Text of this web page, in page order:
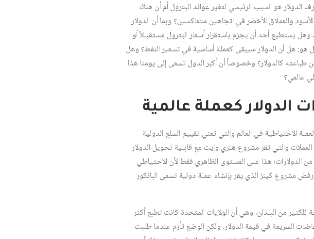
الدولار هو السبب الرئيسي لتغير عوائد البترول أم أن هناك
والعملاق الأخضر في اتجاهين متعاكسين؟ وبما أن الدولار
يستطيع أحد أن يجزم باستقرار أسعار البترول مستقبـلاً أو
هو: هل أن الدولار سيبقى كعملة أساسية في تسعير النفط؟ وهل
كالدولار؟ وخصوصاً أن أكبر الدول تسعى إلى يومنا هذا
عالمي؟
الدولار كعملة عالمية
العملة الاحتياطية في العالم والتي تعني تقييم السلع الدولية
العملات والتي تقر مشروع هنري وايت مع قابلية تحويل الدولار
الدولارات؛ هذا على المستوى الظاهري فقط لأن الاحتياطي
مشروع كينز الذي يقر بإنشاء عملة دولية تسمى البانكور
الصورة واضحة للكثير من البلدان، وهي أن الولايات المتحدة كانت تطبع أكثر
السريعة في قيمة الدولار. ولكن الوضع تأزم عندما طلبت